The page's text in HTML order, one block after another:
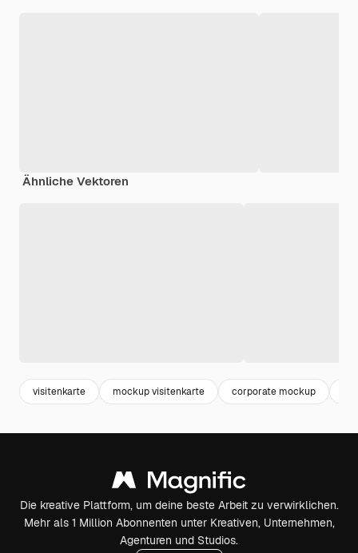
Ähnliche Vektoren
visitenkarte mockup visitenkarte corporate mockup
Die kreative Plattform, um deine beste Arbeit zu verwirklichen.
Mehr als 1 Million Abonnenten unter Kreativen, Unternehmen,
Agenturen und Studios.